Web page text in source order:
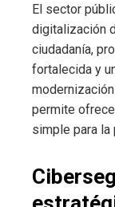
El sector
digitalización
ciudadanía,
fortalecida y
permite
simple para la